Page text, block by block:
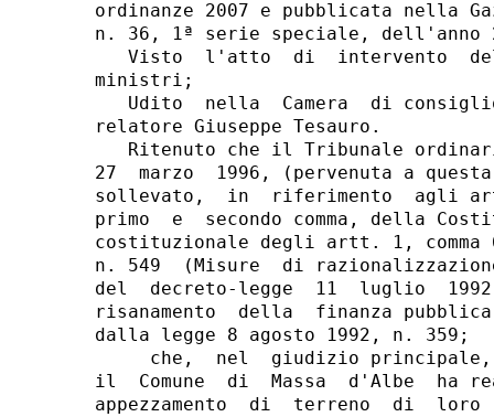
ordinanze 2007 e pubblicata nella
n. 36, 1ª serie speciale, dell'anno
Visto  l'atto  di  intervento
ministri;
Udito  nella  Camera  di
relatore Giuseppe Tesauro.
Ritenuto che il Tribunale
27  marzo  1996, (pervenuta a
sollevato,  in  riferimento  agli
primo  e  secondo comma, della
costituzionale degli artt. 1, comma
n. 549  (Misure  di
del  decreto-legge  11  luglio
risanamento  della  finanza
dalla legge 8 agosto 1992, n. 359;
che,  nel  giudizio
il  Comune  di  Massa  d'Albe  ha
appezzamento  di  terreno  di